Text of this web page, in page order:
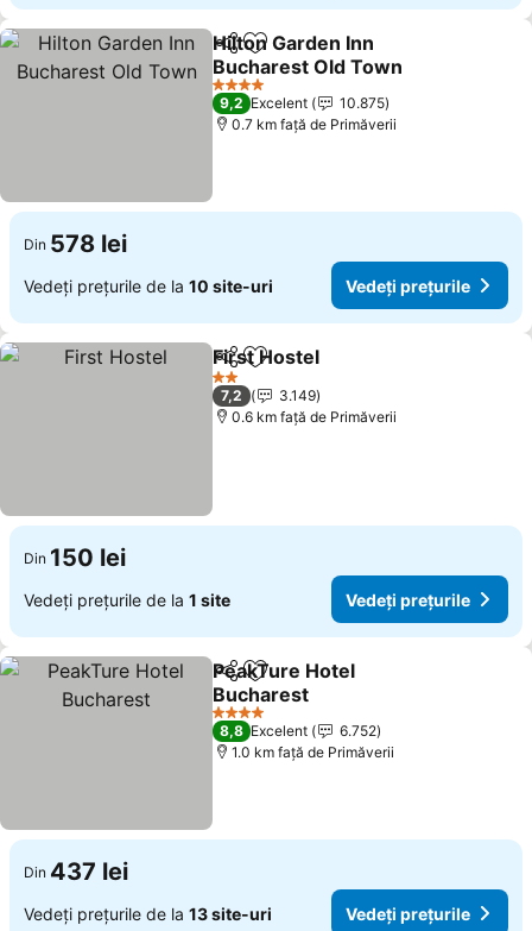
DistribuițiAdăugaţi la favorite
Hilton Garden Inn
Bucharest Old Town
4 Stele
9,2 Excelent
10.875
0.7 km faţă de Primăverii
Din 578 lei
Vedeți prețurile de la 10 site-uri Vedeți prețurile
DistribuițiAdăugaţi la favorite
First Hostel
2 Stele
7,2
3.149
0.6 km faţă de Primăverii
Din 150 lei
Vedeți prețurile de la 1 site Vedeți prețurile
DistribuițiAdăugaţi la favorite
PeakTure Hotel
Bucharest
4 Stele
8,8 Excelent
6.752
1.0 km faţă de Primăverii
Din 437 lei
Vedeți prețurile de la 13 site-uri Vedeți prețurile